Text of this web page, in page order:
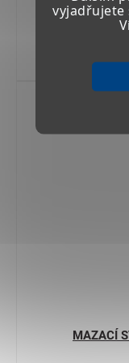
vyjadřujete
MAZACÍ